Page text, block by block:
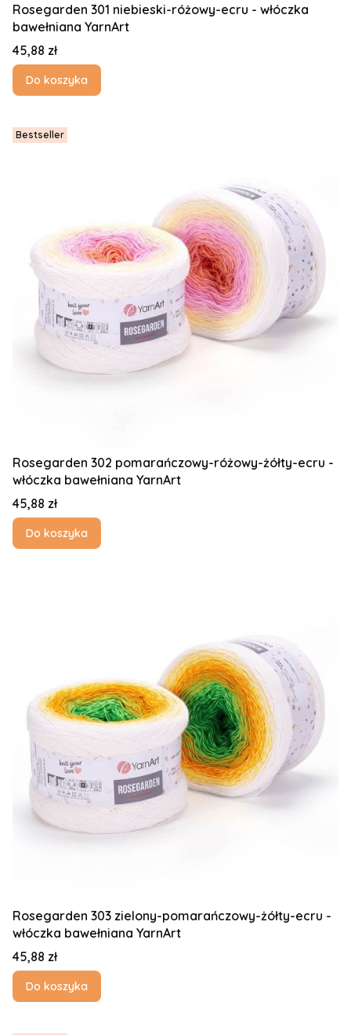
Rosegarden 301 niebieski-różowy-ecru - włóczka
bawełniana YarnArt
Cena
45,88 zł
Do koszyka
Bestseller
Rosegarden 302 pomarańczowy-różowy-żółty-ecru -
włóczka bawełniana YarnArt
Cena
45,88 zł
Do koszyka
Rosegarden 303 zielony-pomarańczowy-żółty-ecru -
włóczka bawełniana YarnArt
Cena
45,88 zł
Do koszyka